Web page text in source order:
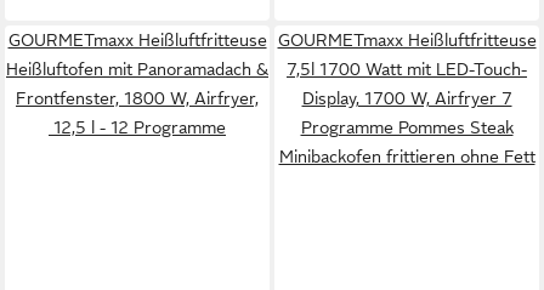
GOURMETmaxx Heißluftfritteuse
Heißluftofen mit Panoramadach &
Frontfenster, 1800 W, Airfryer,
12,5 l - 12 Programme
GOURMETmaxx Heißluftfritteuse
7,5l 1700 Watt mit LED-Touch-
Display, 1700 W, Airfryer 7
Programme Pommes Steak
Minibackofen frittieren ohne Fett